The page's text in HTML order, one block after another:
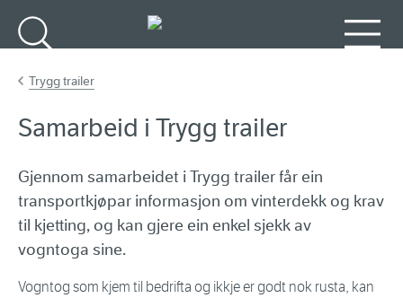
Trygg trailer
Samarbeid i Trygg trailer
Gjennom samarbeidet i Trygg trailer får ein
transportkjøpar informasjon om vinterdekk og krav
til kjetting, og kan gjere ein enkel sjekk av
vogntoga sine.
Vogntog som kjem til bedrifta og ikkje er godt nok rusta, kan